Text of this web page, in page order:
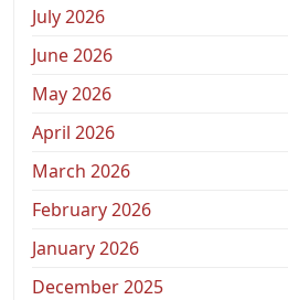
July 2026
June 2026
May 2026
April 2026
March 2026
February 2026
January 2026
December 2025